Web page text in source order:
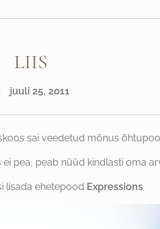
LIIS
juuli 25, 2011
sai veedetud mõnus
ei pea, peab nüüd kindlasti oma
lisada ehetepood Expressions